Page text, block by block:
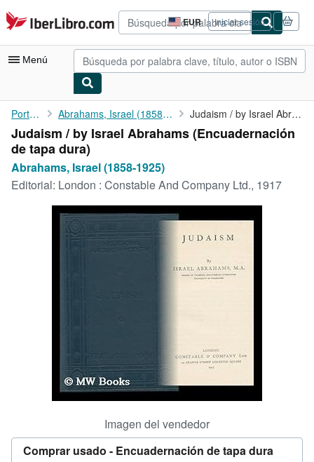
Pasar al contenido principal
IberLibro.com EUR
Preferencias
de
compra
del
Iniciar sesión
Menú
Mi cuenta
Consultar mis pedidos
Búsqueda avanzada
Colecciones
Libros antiguos
Arte y coleccionismo
Portada Abrahams, Israel (1858-1925) Judaism / by Israel Abrahams
Judaism / by Israel Abrahams (Encuadernación
de tapa dura)
Abrahams, Israel (1858-1925)
Editorial: London : Constable And Company Ltd., 1917
Imagen del vendedor
Comprar usado - Encuadernación de tapa dura